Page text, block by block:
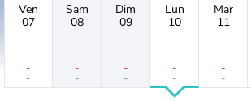
Ven
07
-
-
Sam
08
-
-
Dim
09
-
-
Lun
10
-
-
Mar
11
-
-